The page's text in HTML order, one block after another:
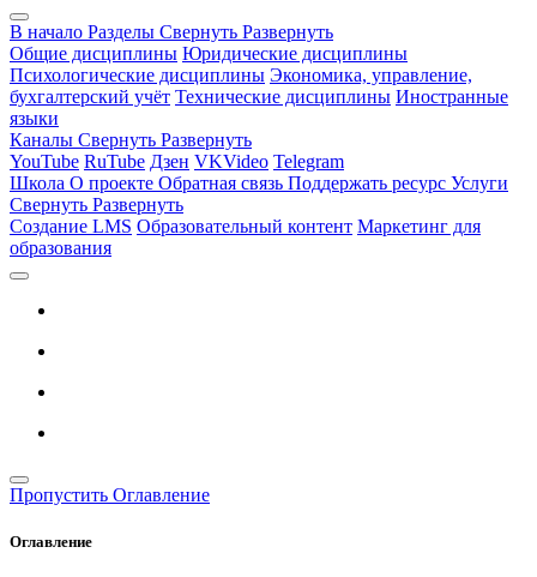
В начало Разделы Свернуть Развернуть
Общие дисциплины Юридические дисциплины
Психологические дисциплины Экономика, управление,
бухгалтерский учёт Технические дисциплины Иностранные
языки
Каналы Свернуть Развернуть
YouTube RuTube Дзен VKVideo Telegram
Школа О проекте Обратная связь Поддержать ресурс Услуги
Свернуть Развернуть
Создание LMS Образовательный контент Маркетинг для
образования
Пропустить Оглавление
Оглавление